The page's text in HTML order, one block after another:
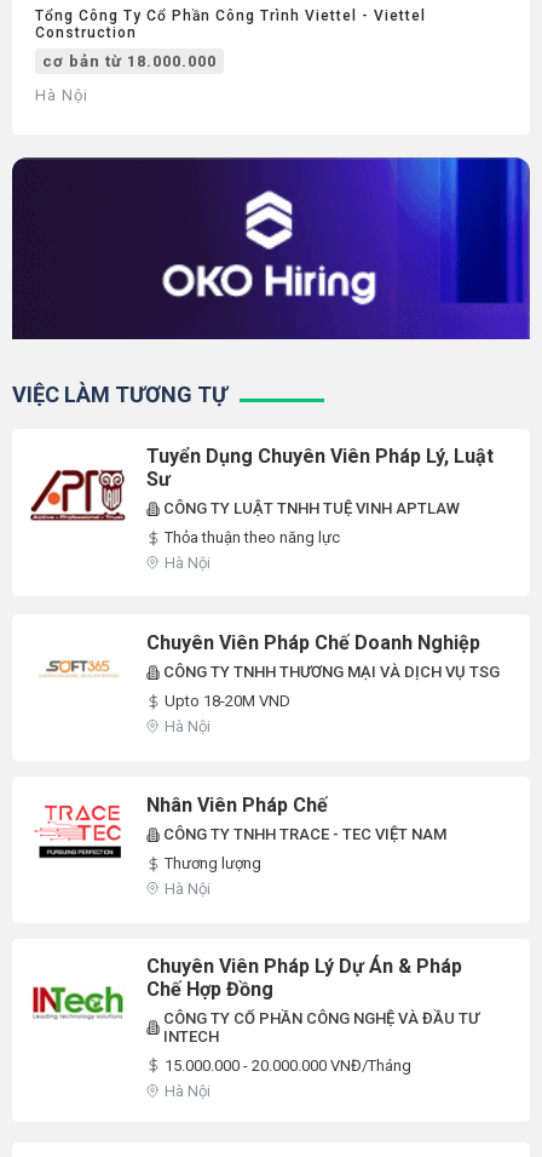
Tổng Công Ty Cổ Phần Công Trình Viettel - Viettel
Construction
cơ bản từ 18.000.000
Hà Nội
VIỆC LÀM TƯƠNG TỰ
Tuyển Dụng Chuyên Viên Pháp Lý, Luật
Sư
CÔNG TY LUẬT TNHH TUỆ VINH APTLAW
Thỏa thuận theo năng lực
Hà Nội
Chuyên Viên Pháp Chế Doanh Nghiệp
CÔNG TY TNHH THƯƠNG MẠI VÀ DỊCH VỤ TSG
Upto 18-20M VND
Hà Nội
Nhân Viên Pháp Chế
CÔNG TY TNHH TRACE - TEC VIỆT NAM
Thương lượng
Hà Nội
Chuyên Viên Pháp Lý Dự Án & Pháp
Chế Hợp Đồng
CÔNG TY CỔ PHẦN CÔNG NGHỆ VÀ ĐẦU TƯ
INTECH
15.000.000 - 20.000.000 VNĐ/Tháng
Hà Nội